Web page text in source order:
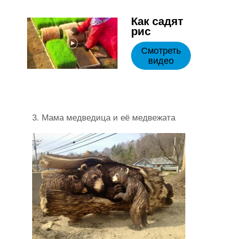
Как садят
рис
Смотреть
видео
3. Мама медведица и её медвежата